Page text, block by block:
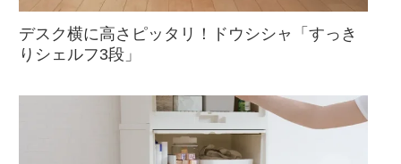
デスク横に高さピッタリ！ドウシシャ「すっき
りシェルフ3段」